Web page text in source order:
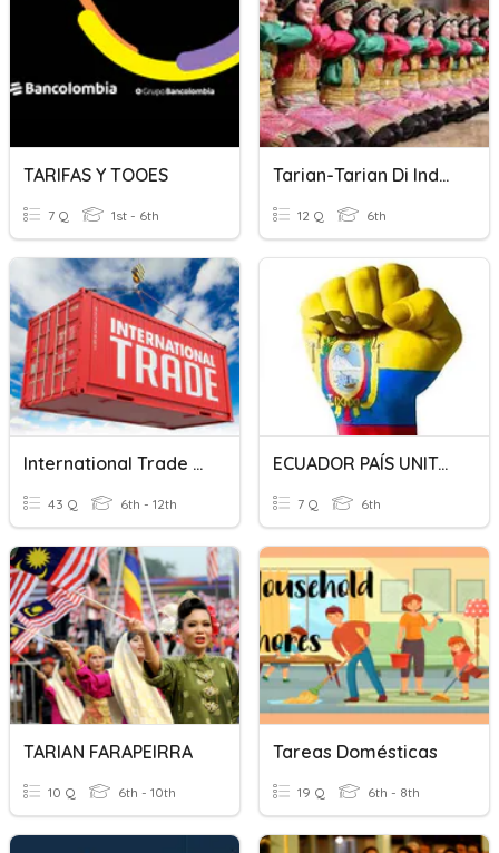
TARIFAS Y TOOES
7 Q 1st - 6th
Tarian-Tarian Di Indonesia
12 Q 6th
International Trade & Tariffs
43 Q 6th - 12th
ECUADOR PAÍS UNITARIO
7 Q 6th
TARIAN FARAPEIRRA
10 Q 6th - 10th
Tareas Domésticas
19 Q 6th - 8th